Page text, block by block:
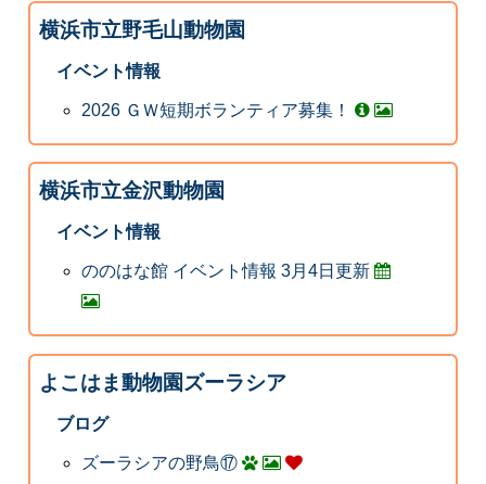
横浜市立野毛山動物園
イベント情報
2026 ＧＷ短期ボランティア募集！
横浜市立金沢動物園
イベント情報
ののはな館 イベント情報 3月4日更新
よこはま動物園ズーラシア
ブログ
ズーラシアの野鳥⑰